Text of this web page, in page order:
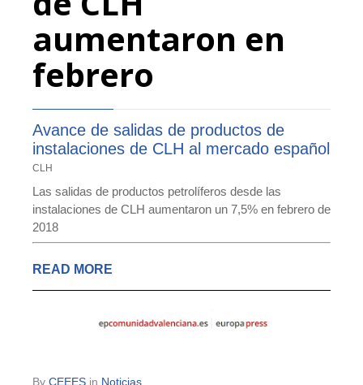
aumentaron en
febrero
Avance de salidas de productos de
instalaciones de CLH al mercado español
CLH
Las salidas de productos petrolíferos desde las
instalaciones de CLH aumentaron un 7,5% en febrero de
2018
READ MORE
By CEEES in Noticias